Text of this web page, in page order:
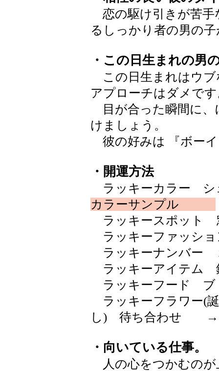
恋の駆け引きが苦手
るしっかり者の男の
・この日生まれの男
この日生まれはウブ
アプローチはダメで
目が合った瞬間に、
けましょう。
彼の好みは 『ボー
・開運方法
ラッキーカラー シ
カラーサンプル
ラッキースポット
ラッキーファッシ
ラッキーナンバー
ラッキーアイテム
ラッキーフード ブ
ラッキーフラワー(
し) 待ち合わせ
・向いている仕事。
人の心をつかむのが